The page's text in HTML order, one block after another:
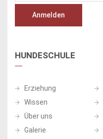
HUNDESCHULE
Erziehung
Wissen
Über uns
Galerie